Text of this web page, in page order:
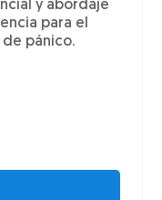
y abordaje
para el
pánico.